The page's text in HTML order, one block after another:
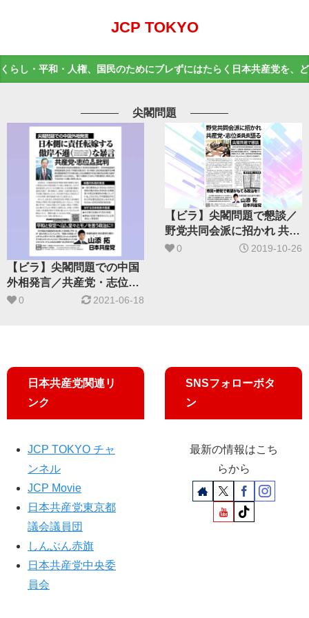
JCP TOKYO
くらし・平和・人権、国民のためにブレずにはたらく日本共産党を、
尖閣問題
【ビラ】尖閣問題での中国
外相発言／共産党・志位委
員長が批判
0 2021-06-18
【ビラ】尖閣問題で懇談／
野党共同会派に招かれ 共産
党・志位委員長語る
0 2019-10-26
日本共産党関連リ
ンク
JCP TOKYO チャ
ンネル
JCP Movie
日本共産党東京都
議会議員団
しんぶん赤旗
日本共産党中央委
員会
SNSフォローボタ
ン
最新の情報はこち
らから